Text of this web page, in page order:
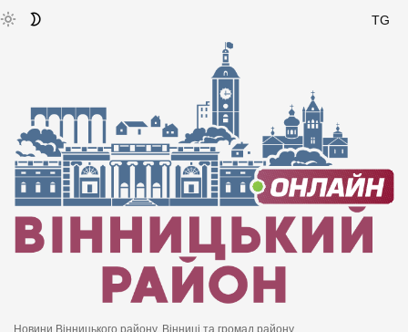
TG
Новини Вінницького району, Вінниці та громад району